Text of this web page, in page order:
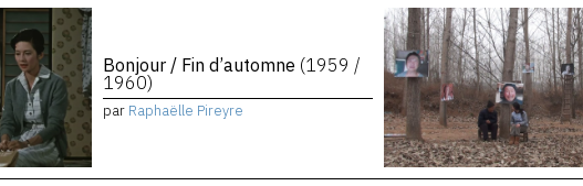
Bonjour / Fin d’automne (1959 /
1960)
par Raphaëlle Pireyre